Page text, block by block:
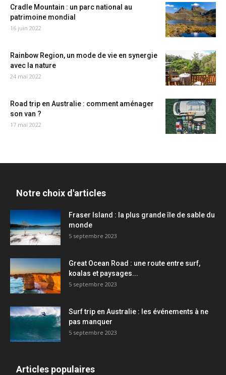
Cradle Mountain : un parc national au
patrimoine mondial
16 juin 2022
Rainbow Region, un mode de vie en synergie
avec la nature
24 mai 2022
Road trip en Australie : comment aménager
son van ?
17 mai 2022
Notre choix d'articles
Fraser Island : la plus grande île de sable du
monde
5 septembre 2023
Great Ocean Road : une route entre surf,
koalas et paysages...
5 septembre 2023
Surf trip en Australie : les événements à ne
pas manquer
5 septembre 2023
Articles populaires